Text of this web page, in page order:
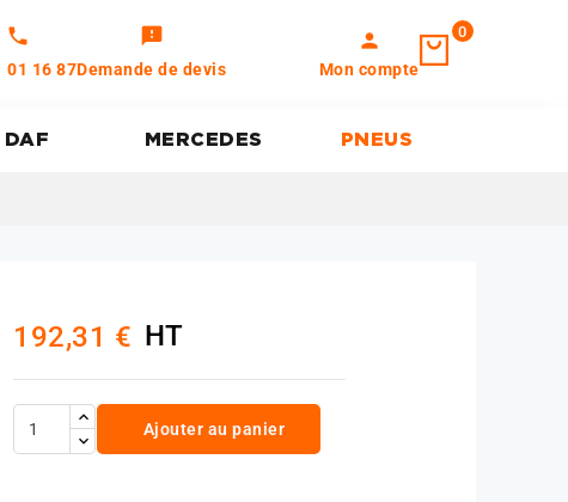
call
01 16 87
feedback
Demande de devis
person
Mon compte
0
DAF MERCEDES PNEUS
192,31 € HT
Ajouter au panier